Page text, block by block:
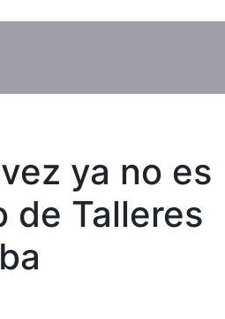
ya no es
de Talleres